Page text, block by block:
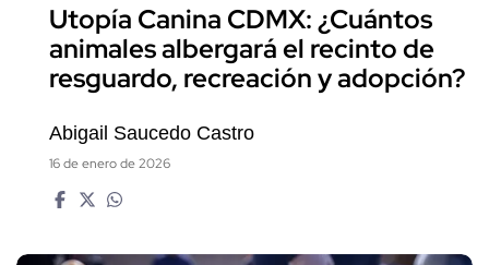
Utopía Canina CDMX: ¿Cuántos
animales albergará el recinto de
resguardo, recreación y adopción?
Abigail Saucedo Castro
16 de enero de 2026